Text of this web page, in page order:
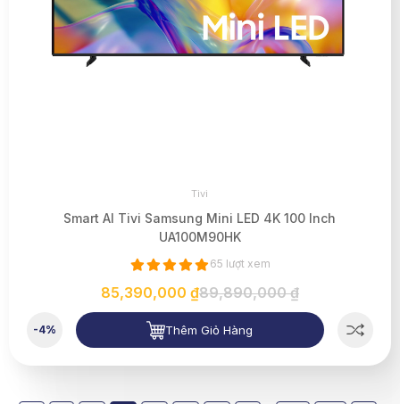
Tivi
Smart AI Tivi Samsung Mini LED 4K 100 Inch
UA100M90HK
65 lượt xem
85,390,000 ₫89,890,000 ₫
-4% Thêm Giỏ Hàng